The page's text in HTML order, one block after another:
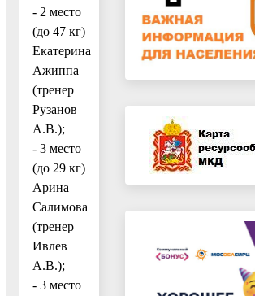
- 2 место
(до 47 кг)
Екатерина
Ажиппа
(тренер
Рузанов
А.В.);
- 3 место
(до 29 кг)
Арина
Салимова
(тренер
Ивлев
А.В.);
- 3 место